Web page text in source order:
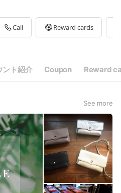
す
Call Reward cards
ント紹介 Coupon Reward
See more